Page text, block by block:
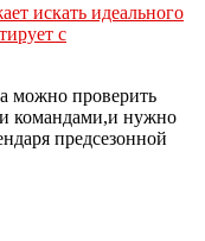
искать идеального
с
можно проверить
командами,и нужно
предсезонной